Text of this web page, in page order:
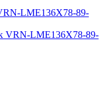
LME136X78-89-